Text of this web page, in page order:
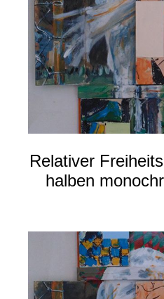
Relativer
halben